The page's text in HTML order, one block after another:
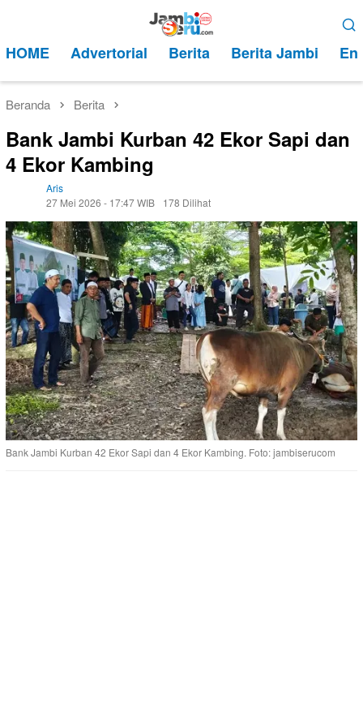
kontenMobile
HOME Advertorial Berita Berita Jambi
Beranda Berita
Bank Jambi Kurban 42 Ekor Sapi dan
4 Ekor Kambing
Aris
27 Mei 2026 - 17:47 WIB
178 Dilihat
Bank Jambi Kurban 42 Ekor Sapi dan 4 Ekor Kambing. Foto: jambiserucom